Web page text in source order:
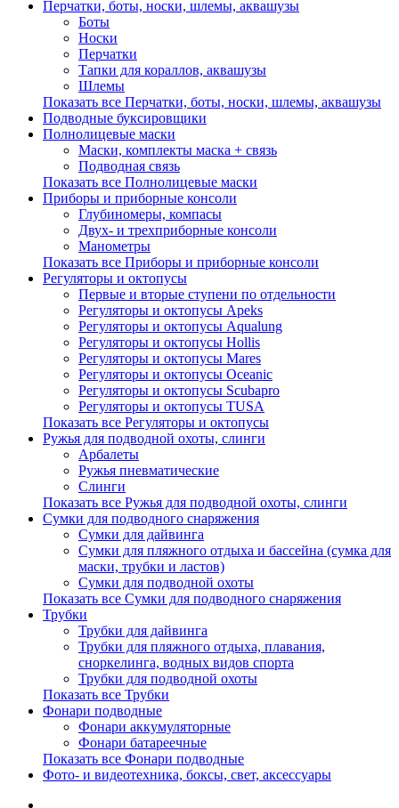
Перчатки, боты, носки, шлемы, аквашузы
Боты
Носки
Перчатки
Тапки для кораллов, аквашузы
Шлемы
Показать все Перчатки, боты, носки, шлемы, аквашузы
Подводные буксировщики
Полнолицевые маски
Маски, комплекты маска + связь
Подводная связь
Показать все Полнолицевые маски
Приборы и приборные консоли
Глубиномеры, компасы
Двух- и трехприборные консоли
Манометры
Показать все Приборы и приборные консоли
Регуляторы и октопусы
Первые и вторые ступени по отдельности
Регуляторы и октопусы Apeks
Регуляторы и октопусы Aqualung
Регуляторы и октопусы Hollis
Регуляторы и октопусы Mares
Регуляторы и октопусы Oceanic
Регуляторы и октопусы Scubapro
Регуляторы и октопусы TUSA
Показать все Регуляторы и октопусы
Ружья для подводной охоты, слинги
Арбалеты
Ружья пневматические
Слинги
Показать все Ружья для подводной охоты, слинги
Сумки для подводного снаряжения
Сумки для дайвинга
Сумки для пляжного отдыха и бассейна (сумка для
маски, трубки и ластов)
Сумки для подводной охоты
Показать все Сумки для подводного снаряжения
Трубки
Трубки для дайвинга
Трубки для пляжного отдыха, плавания,
сноркелинга, водных видов спорта
Трубки для подводной охоты
Показать все Трубки
Фонари подводные
Фонари аккумуляторные
Фонари батареечные
Показать все Фонари подводные
Фото- и видеотехника, боксы, свет, аксессуары